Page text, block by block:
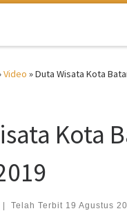
Video »Duta Wisata Kota
Kota
| Telah Terbit 19 Agustus